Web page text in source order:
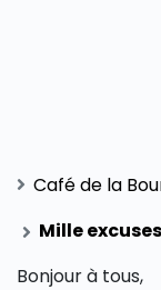
Café de la
Mille
Bonjour à tous,